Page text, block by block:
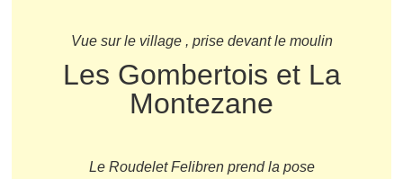
Vue sur le village , prise devant le moulin
Les Gombertois et La
Montezane
Le Roudelet Felibren prend la pose